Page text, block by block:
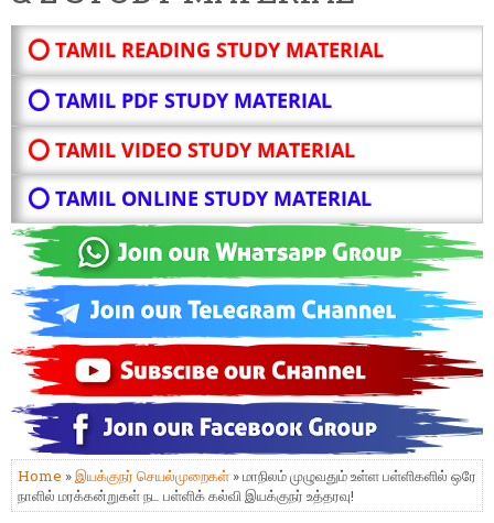
⭕ TAMIL READING STUDY MATERIAL
⭕ TAMIL PDF STUDY MATERIAL
⭕ TAMIL VIDEO STUDY MATERIAL
⭕ TAMIL ONLINE STUDY MATERIAL
Home »இயக்குநர் செயல்முறைகள் » மாநிலம் முழுவதும் உள்ள பள்ளிகளில் ஒரே
நாளில் மரக்கன்றுகள் நட பள்ளிக் கல்வி இயக்குநர் உத்தரவு!